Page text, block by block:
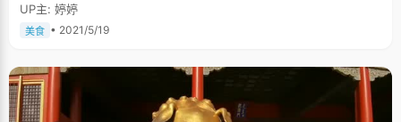
UP主: 婷婷
美食 • 2021/5/19